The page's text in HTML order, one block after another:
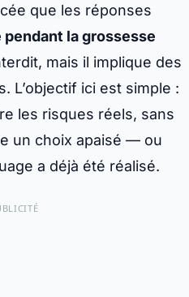
que les réponses
pendant la grossesse
mais il implique des
L’objectif ici est simple :
les risques réels, sans
un choix apaisé — ou
a déjà été réalisé.